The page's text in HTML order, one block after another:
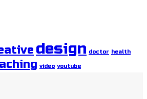
design doctor health
video youtube